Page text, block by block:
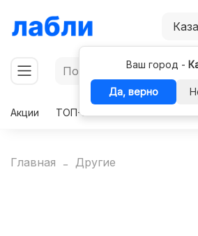
Ваш город -
Да, верно
Акции
ТОП-50
Главная Другие